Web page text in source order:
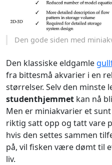
Den gode siden med
Den klassiske eldgamle
fra bittesmå akvarier i en
størrelser. Selv den minste
studenthjemmet kan nå
Men er miniakvarier et
riktig satt opp og tatt vare
hvis den settes sammen
på, vil fisken være dømt til
liv.